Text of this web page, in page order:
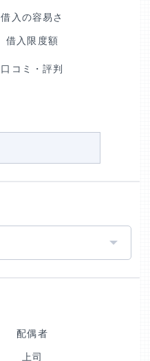
借入の容易さ
借入限度額
口コミ・評判
配偶者
上司